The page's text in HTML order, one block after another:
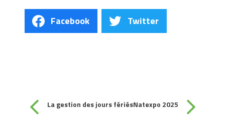
Facebook Twitter
La gestion des jours fériésNatexpo 2025